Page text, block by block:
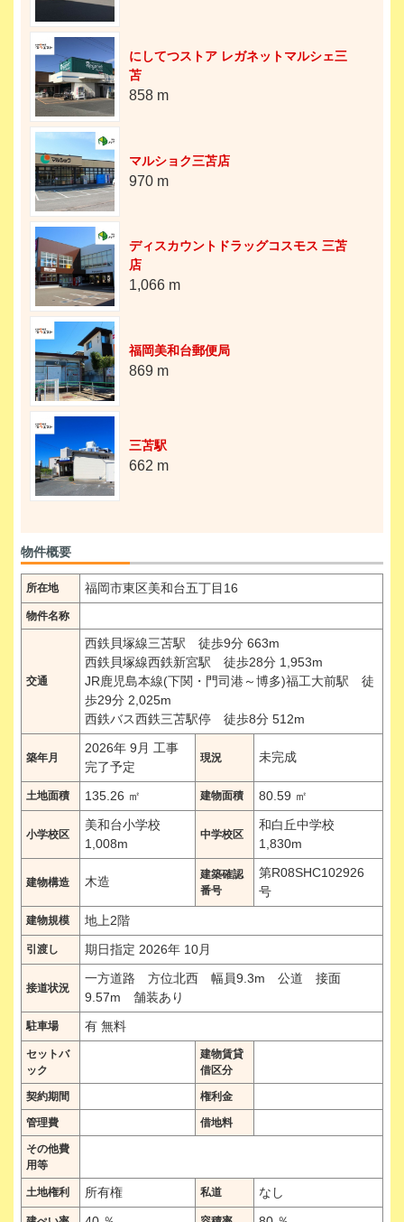
にしてつストア レガネットマルシェ三
苫
858 m
マルショク三苫店
970 m
ディスカウントドラッグコスモス 三苫
店
1,066 m
福岡美和台郵便局
869 m
三苫駅
662 m
物件概要
所在地 福岡市東区美和台五丁目16
物件名称
交通
西鉄貝塚線三苫駅 徒歩9分 663m
西鉄貝塚線西鉄新宮駅 徒歩28分 1,953m
JR鹿児島本線(下関・門司港～博多)福工大前駅 徒
歩29分 2,025m
西鉄バス西鉄三苫駅停 徒歩8分 512m
築年月
2026年 9月 工事
完了予定
現況 未完成
土地面積 135.26 ㎡ 建物面積 80.59 ㎡
小学校区
美和台小学校
1,008m
中学校区
和白丘中学校
1,830m
建物構造 木造
建築確認
番号
第R08SHC102926
号
建物規模 地上2階
引渡し 期日指定 2026年 10月
接道状況
一方道路 方位北西 幅員9.3m 公道 接面
9.57m 舗装あり
駐車場 有 無料
セットバ
ック
建物賃貸
借区分
契約期間 権利金
管理費 借地料
その他費
用等
土地権利 所有権 私道 なし